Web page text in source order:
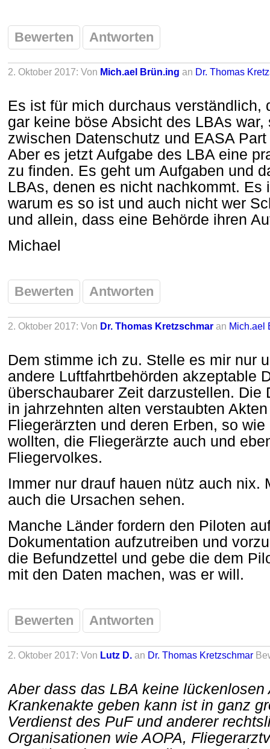
Bewerten Antworten
2. Oktober 2017: Von Mich.ael Brün.ing an Dr. Thomas
Es ist für mich durchaus verständlich,
gar keine böse Absicht des LBAs
zwischen Datenschutz und EASA
Aber es jetzt Aufgabe des LBA eine
zu finden. Es geht um Aufgaben und
LBAs, denen es nicht nachkommt. Es
warum es so ist und auch nicht wer
und allein, dass eine Behörde ihren
Michael
Bewerten Antworten
2. Oktober 2017: Von Dr. Thomas Kretzschmar an Mich.ael
Dem stimme ich zu. Stelle es mir nur
andere Luftfahrtbehörden akzeptable
überschaubarer Zeit darzustellen. Die
in jahrzehnten alten verstaubten
Fliegerärzten und deren Erben, so
wollten, die Fliegerärzte auch und
Fliegervolkes.
Immer nur drauf hauen nütz auch nix.
auch die Ursachen sehen.
Manche Länder fordern den Piloten
Dokumentation aufzutreiben und
die Befundzettel und gebe die dem
mit den Daten machen, was er will.
Bewerten Antworten
2. Oktober 2017: Von Lutz D. an Dr. Thomas Kretzschmar
Aber dass das LBA keine lückenlosen
Krankenakte geben kann ist in ganz
Verdienst des PuF und anderer
Organisationen wie AOPA,